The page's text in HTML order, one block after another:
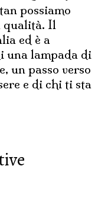
possiamo
qualità. Il
ed è a
una lampada di
un passo verso
e di chi ti sta